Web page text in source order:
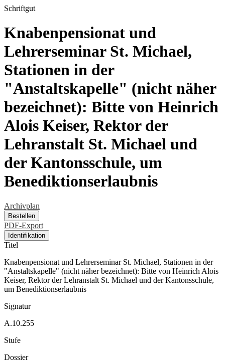
Schriftgut
Knabenpensionat und
Lehrerseminar St. Michael,
Stationen in der
"Anstaltskapelle" (nicht näher
bezeichnet): Bitte von Heinrich
Alois Keiser, Rektor der
Lehranstalt St. Michael und
der Kantonsschule, um
Benediktionserlaubnis
Archivplan
Bestellen
PDF-Export
Identifikation
Titel
Knabenpensionat und Lehrerseminar St. Michael, Stationen in der
"Anstaltskapelle" (nicht näher bezeichnet): Bitte von Heinrich Alois
Keiser, Rektor der Lehranstalt St. Michael und der Kantonsschule,
um Benediktionserlaubnis
Signatur
A.10.255
Stufe
Dossier